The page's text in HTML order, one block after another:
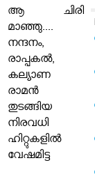
ആ ചിരി
മാഞ്ഞു....
നന്ദനം,
രാപ്പകല്‍,
കല്യാണ
രാമന്‍
തുടങ്ങിയ
നിരവധി
ഹിറ്റുകളില്‍
വേഷമിട്ട